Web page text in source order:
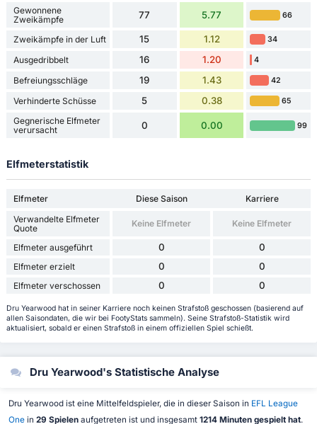
Gewonnene
Zweikämpfe
77 5.77 66
Zweikämpfe in der Luft 15 1.12 34
Ausgedribbelt 16 1.20 4
Befreiungsschläge 19 1.43 42
Verhinderte Schüsse 5 0.38 65
Gegnerische Elfmeter
verursacht
0 0.00 99
Elfmeterstatistik
Elfmeter Diese Saison
Karriere
Verwandelte Elfmeter
Quote
Keine Elfmeter Keine Elfmeter
Elfmeter ausgeführt 0 0
Elfmeter erzielt 0 0
Elfmeter verschossen 0 0
Dru Yearwood hat in seiner Karriere noch keinen Strafstoß geschossen (basierend auf
allen Saisondaten, die wir bei FootyStats sammeln). Seine Strafstoß-Statistik wird
aktualisiert, sobald er einen Strafstoß in einem offiziellen Spiel schießt.
Dru Yearwood's Statistische Analyse
Dru Yearwood ist eine Mittelfeldspieler, die in dieser Saison in EFL League
Onein 29 Spielenaufgetreten ist und insgesamt 1214 Minuten gespielt hat.